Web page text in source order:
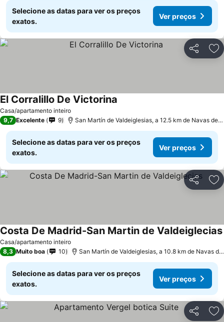
Selecione as datas para ver os preços
exatos.
Ver preços
Partilhar
Casa/apartamento inteiro
El Corralillo De Victorina
9,7 Excelente 9 San Martín de Valdeiglesias, a 12.5 km de Navas del Rey
Selecione as datas para ver os preços
exatos.
Ver preços
Partilhar
Casa/apartamento inteiro
Costa De Madrid-San Martin de Valdeiglecias
8,3 Muito boa 10 San Martín de Valdeiglesias, a 10.8 km de Navas del Rey
Selecione as datas para ver os preços
exatos.
Ver preços
Partilhar